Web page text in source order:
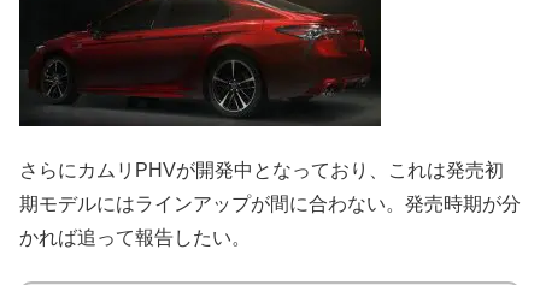
さらにカムリPHVが開発中となっており、これは発売初
期モデルにはラインアップが間に合わない。発売時期が分
かれば追って報告したい。